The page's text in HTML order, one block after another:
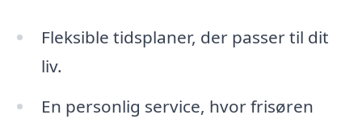
Fleksible tidsplaner, der passer til dit
liv.
En personlig service, hvor frisøren